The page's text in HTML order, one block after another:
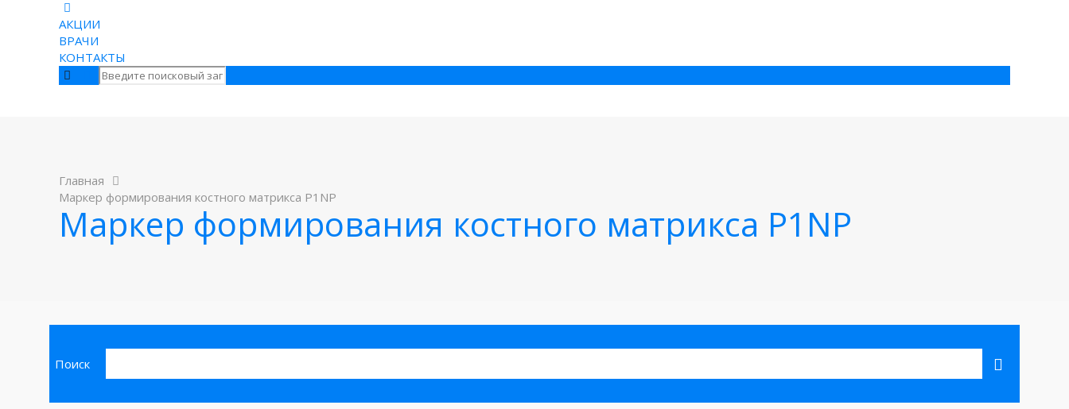
АКЦИИ
ВРАЧИ
КОНТАКТЫ
Главная
Маркер формирования костного матрикса P1NP
Маркер формирования костного матрикса P1NP
Поиск